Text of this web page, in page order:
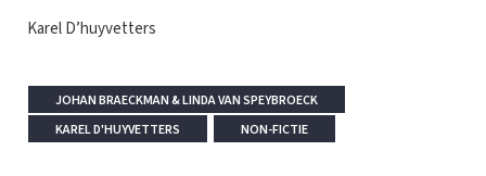
Karel D’huyvetters
JOHAN BRAECKMAN & LINDA VAN SPEYBROECK
KAREL D'HUYVETTERS
NON-FICTIE